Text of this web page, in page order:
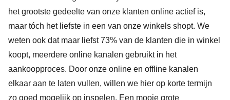
het grootste gedeelte van onze klanten online actief is,
maar tóch het liefste in een van onze winkels shopt. We
weten ook dat maar liefst 73% van de klanten die in winkel
koopt, meerdere online kanalen gebruikt in het
aankoopproces. Door onze online en offline kanalen
elkaar aan te laten vullen, willen we hier op korte termijn
zo goed mogelijk op inspelen. Een mooie grote